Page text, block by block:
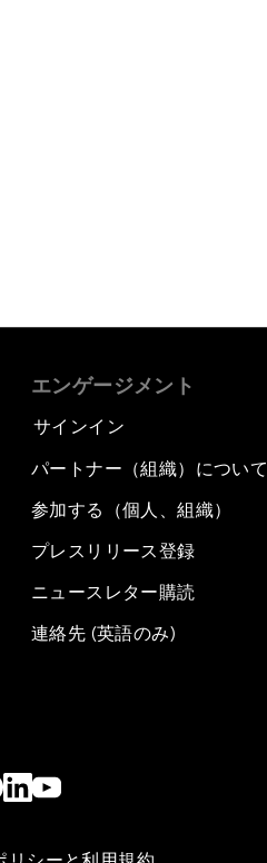
エンゲージメント
サインイン
パートナー（組織）について
参加する（個人、組織）
プレスリリース登録
ニュースレター購読
連絡先 (英語のみ)